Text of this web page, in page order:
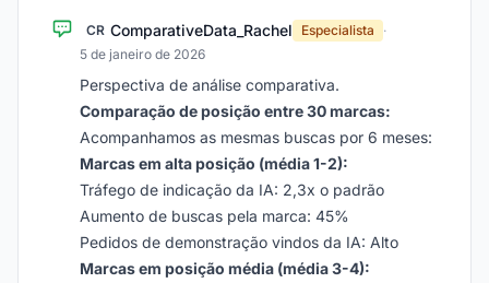
CR ComparativeData_Rachel Especialista
·
5 de janeiro de 2026
Perspectiva de análise comparativa.
Comparação de posição entre 30 marcas:
Acompanhamos as mesmas buscas por 6 meses:
Marcas em alta posição (média 1-2):
Tráfego de indicação da IA: 2,3x o padrão
Aumento de buscas pela marca: 45%
Pedidos de demonstração vindos da IA: Alto
Marcas em posição média (média 3-4):